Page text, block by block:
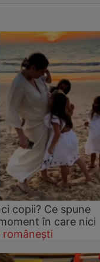
copii? Ce spune
în care nici
românești